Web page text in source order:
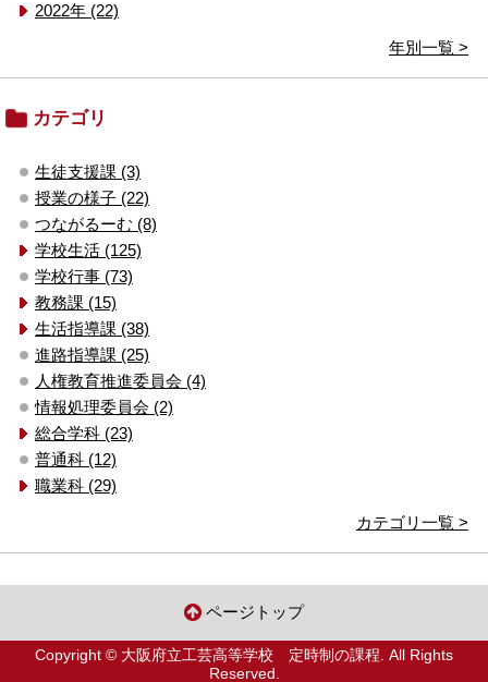
2022年 (22)
年別一覧 >
カテゴリ
生徒支援課 (3)
授業の様子 (22)
つながるーむ (8)
学校生活 (125)
学校行事 (73)
教務課 (15)
生活指導課 (38)
進路指導課 (25)
人権教育推進委員会 (4)
情報処理委員会 (2)
総合学科 (23)
普通科 (12)
職業科 (29)
カテゴリ一覧 >
ページトップ
Copyright © 大阪府立工芸高等学校 定時制の課程. All Rights
Reserved.